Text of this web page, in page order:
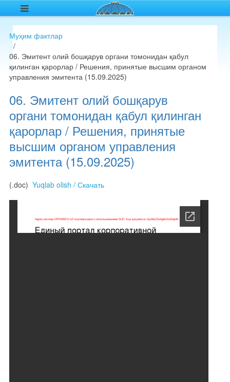
Муҳим фактлар
06. Эмитент олий бошқарув органи томонидан қабул
қилинган қарорлар / Решения, принятые высшим органом
управления эмитента (15.09.2025)
06. Эмитент олий бошқарув
органи томонидан қабул қилинган
қарорлар / Решения, принятые
высшим органом управления
эмитента (15.09.2025)
(.doc) Yuqlab olish / Скачать